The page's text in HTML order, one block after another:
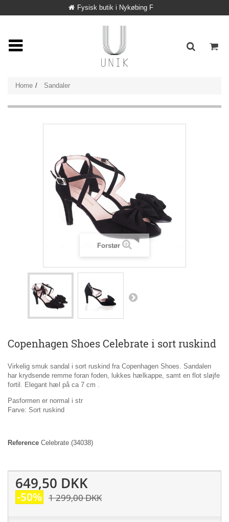
Fysisk butik i Nykøbing F
Home Sandaler
Forstør
Copenhagen Shoes Celebrate i sort ruskind
Virkelig smuk sandal i sort ruskind fra Copenhagen Shoes. Sandalen
har krydsende remme foran foden, lukkes hælkappe, samt en flot sløjfe
fortil. Elegant hæl på ca 7 cm .
Pasformen er normal i str
Farve: Sort ruskind
Reference Celebrate (34038)
649,50 DKK
-50% 1 299,00 DKK